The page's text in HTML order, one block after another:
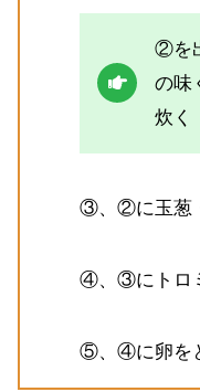
②を
の味
炊く
③、②に玉葱
④、③にトロ
⑤、④に卵を